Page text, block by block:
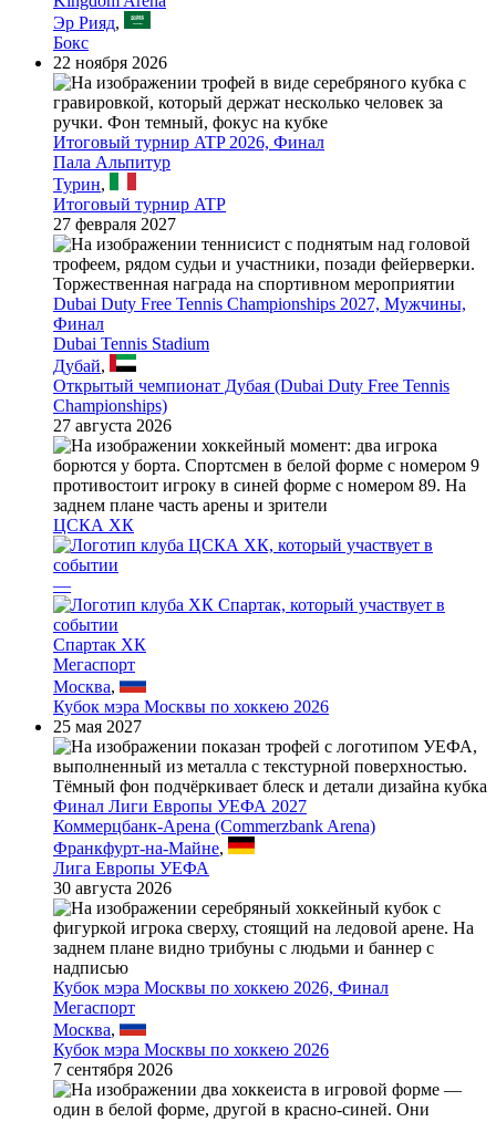
Эр Рияд,
Бокс
22 ноября 2026
Итоговый турнир ATP 2026, Финал
Пала Альпитур
Турин,
Итоговый турнир ATP
27 февраля 2027
Dubai Duty Free Tennis Championships 2027, Мужчины,
Финал
Dubai Tennis Stadium
Дубай,
Открытый чемпионат Дубая (Dubai Duty Free Tennis
Championships)
27 августа 2026
ЦСКА ХК
—
Спартак ХК
Мегаспорт
Москва,
Кубок мэра Москвы по хоккею 2026
25 мая 2027
Финал Лиги Европы УЕФА 2027
Коммерцбанк-Арена (Commerzbank Arena)
Франкфурт-на-Майне,
Лига Европы УЕФА
30 августа 2026
Кубок мэра Москвы по хоккею 2026, Финал
Мегаспорт
Москва,
Кубок мэра Москвы по хоккею 2026
7 сентября 2026